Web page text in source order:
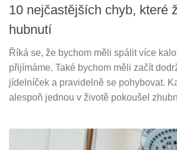
10 nejčastějších chyb, které
hubnutí
Říká se, že bychom měli spálit více
přijímáme. Také bychom měli začít
jídelníček a pravidelně se pohybovat.
alespoň jednou v životě pokoušel